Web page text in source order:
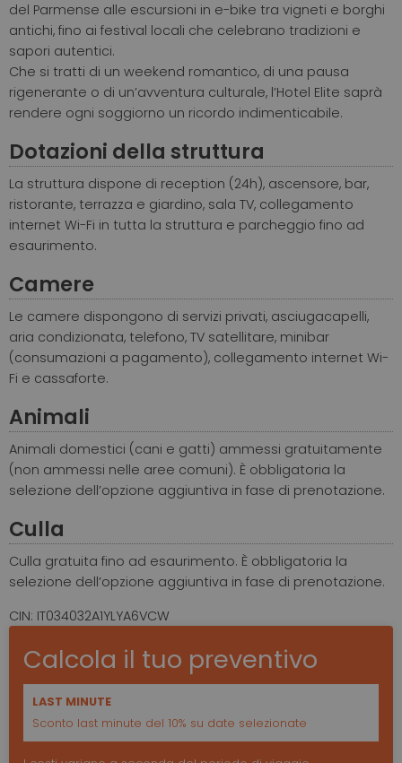
del Parmense alle escursioni in e-bike tra vigneti e borghi
antichi, fino ai festival locali che celebrano tradizioni e
sapori autentici.
Che si tratti di un weekend romantico, di una pausa
rigenerante o di un’avventura culturale, l’Hotel Elite saprà
rendere ogni soggiorno un ricordo indimenticabile.
Dotazioni della struttura
La struttura dispone di reception (24h), ascensore, bar,
ristorante, terrazza e giardino, sala TV, collegamento
internet Wi-Fi in tutta la struttura e parcheggio fino ad
esaurimento.
Camere
Le camere dispongono di servizi privati, asciugacapelli,
aria condizionata, telefono, TV satellitare, minibar
(consumazioni a pagamento), collegamento internet Wi-
Fi e cassaforte.
Animali
Animali domestici (cani e gatti) ammessi gratuitamente
(non ammessi nelle aree comuni). È obbligatoria la
selezione dell’opzione aggiuntiva in fase di prenotazione.
Culla
Culla gratuita fino ad esaurimento. È obbligatoria la
selezione dell’opzione aggiuntiva in fase di prenotazione.
CIN: IT034032A1YLYA6VCW
Calcola il tuo preventivo
LAST MINUTE
Sconto last minute del 10% su date selezionate